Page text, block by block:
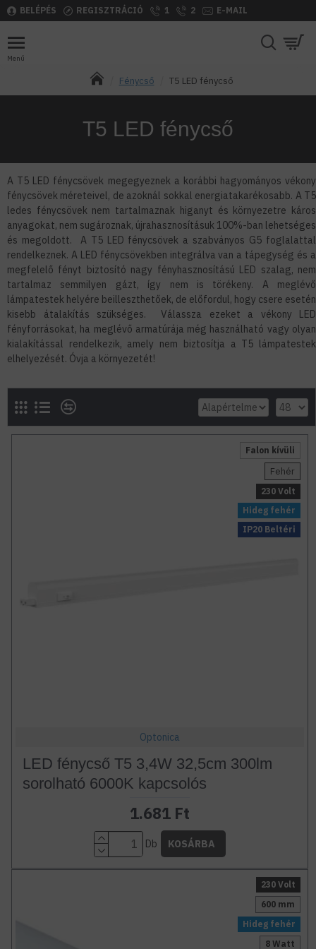
BELÉPÉS REGISZTRÁCIÓ 1 2 E-MAIL
Fénycső T5 LED fénycső
T5 LED fénycső
A T5 LED fénycsövek megegyeznek a korábbi hagyományos vékony
fénycsövek méreteivel, de azoknál sokkal energiatakarékosabb. A T5
ledes fénycsövek nem tartalmaznak higanyt és környezetre káros
anyagokat, nem sugároznak, újrahasznosításuk 100%-ban lehetséges
és megoldott. A T5 LED fénycsövek a szabványos G5 foglalattal
rendelkeznek. A LED fénycsövekben integrálva van a tápegység és a
megfelelő fényt biztosító nagy fényhasznosítású LED szalag, nem
tartalmaz semmilyen gázt, így nem is törékeny. A meglévő
lámpatestek helyére beilleszthetőek, de előfordul, hogy csere esetén
kisebb átalakítás szükséges. Válassza ezeket a vékony LED
fényforrásokat, ha meglévő armatúrája még használható vagy olyan
kialakítással rendelkezik, amely nem biztosítja a T5 lámpatestek
elhelyezését. Óvja a környezetét!
Hideg fehér
Falon kívüli
IP20 Beltéri
Fehér
230 Volt
Optonica
LED fénycső T5 3,4W 32,5cm 300lm
sorolható 6000K kapcsolós
1.681 Ft
Db KOSÁRBA
Hideg fehér
8 Watt
230 Volt
600 mm